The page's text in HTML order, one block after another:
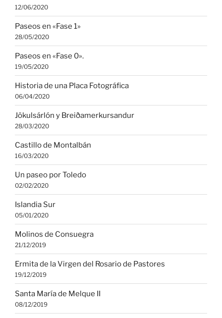
12/06/2020
Paseos en «Fase 1»
28/05/2020
Paseos en «Fase 0».
19/05/2020
Historia de una Placa Fotográfica
06/04/2020
Jökulsárlón y Breiðamerkursandur
28/03/2020
Castillo de Montalbán
16/03/2020
Un paseo por Toledo
02/02/2020
Islandia Sur
05/01/2020
Molinos de Consuegra
21/12/2019
Ermita de la Virgen del Rosario de Pastores
19/12/2019
Santa María de Melque II
08/12/2019